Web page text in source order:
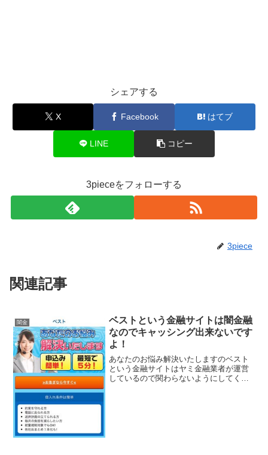
シェアする
X Facebook はてブ
LINE コピー
3pieceをフォローする
3piece
関連記事
闇金
ベストという金融サイトは闇金融
なのでキャッシング出来ないです
よ！
あなたのお悩み解決いたしますのベスト
という金融サイトはヤミ金融業者が運営
しているので関わらないようにしてくだ